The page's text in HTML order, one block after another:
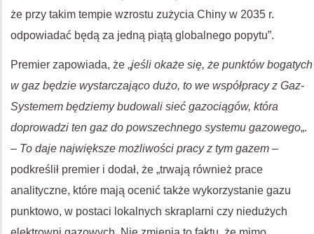
że przy takim tempie wzrostu zużycia Chiny w 2035 r.
odpowiadać będą za jedną piątą globalnego popytu”.
Premier zapowiada, że „jeśli okaże się, że punktów bogatych
w gaz będzie wystarczająco dużo, to we współpracy z Gaz-
Systemem będziemy budowali sieć gazociągów, która
doprowadzi ten gaz do powszechnego systemu gazowego„.
– To daje największe możliwości pracy z tym gazem –
podkreślił premier i dodał, że „trwają również prace
analityczne, które mają ocenić także wykorzystanie gazu
punktowo, w postaci lokalnych skraplarni czy niedużych